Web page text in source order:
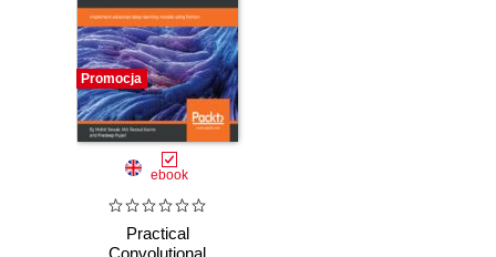
Promocja
ebook
Practical